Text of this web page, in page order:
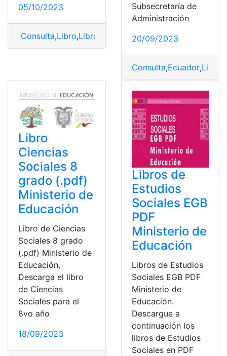
05/10/2023
Consulta,Libro,Libro de Ciencias Naturales
Subsecretaría de
Administración
20/09/2023
Consulta,Ecuador,
Libro
Ciencias
Sociales 8
grado (.pdf)
Ministerio de
Educación
Libro de Ciencias
Sociales 8 grado
(.pdf) Ministerio de
Educación,
Descarga el libro
de Ciencias
Sociales para el
8vo año
18/09/2023
Libros de
Estudios
Sociales EGB
PDF
Ministerio de
Educación
Libros de Estudios
Sociales EGB PDF
Ministerio de
Educación.
Descargue a
continuación los
libros de Estudios
Sociales en PDF